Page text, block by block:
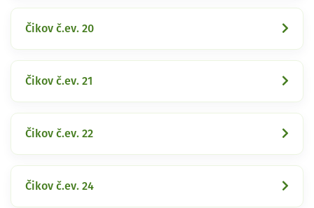
Čikov č.ev. 20
Čikov č.ev. 21
Čikov č.ev. 22
Čikov č.ev. 24